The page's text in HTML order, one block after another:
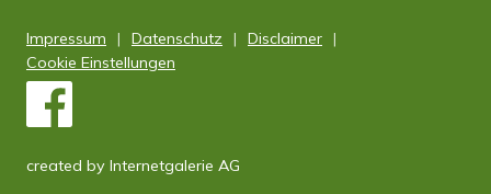
Impressum Datenschutz
Disclaimer
Cookie Einstellungen
created by Internetgalerie AG